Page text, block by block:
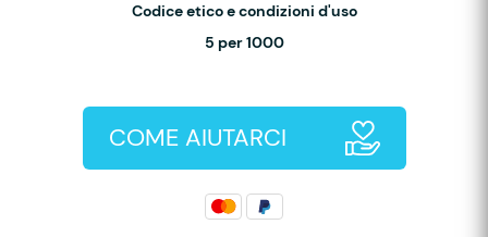
Codice etico e condizioni d'uso
5 per 1000
COME AIUTARCI